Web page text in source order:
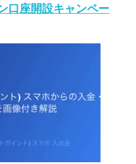
口座開設キャンペー